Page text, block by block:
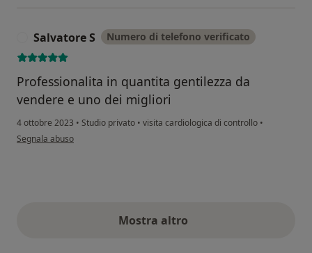
Salvatore S Numero di telefono verificato
Professionalita in quantita gentilezza da
vendere e uno dei migliori
4 ottobre 2023 • Studio privato • visita cardiologica di controllo •
secondo l'opinione dell'utente Salvatore S
Segnala abuso
Mostra altroopinioni di cui sopra